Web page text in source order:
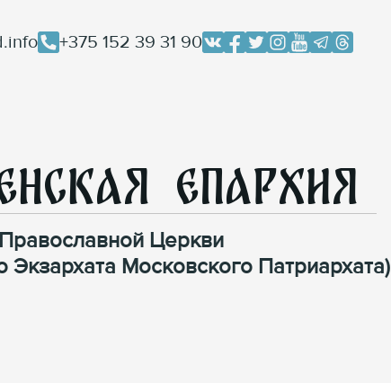
+375 152 39 31 90
Епархия
Церкви
Экзархата Московского Патриархата)